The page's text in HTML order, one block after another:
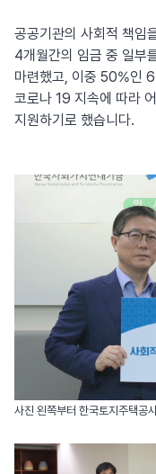
공공기관의 사회적 책임
4개월간의 임금 중 일부
마련했고, 이중 50%인
코로나 19 지속에 따라
지원하기로 했습니다.
사진 왼쪽부터 한국토지주택공